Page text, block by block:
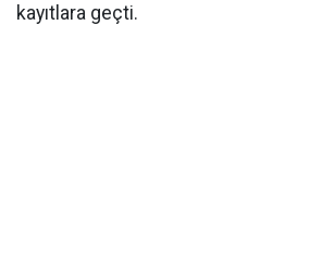
kayıtlara geçti.